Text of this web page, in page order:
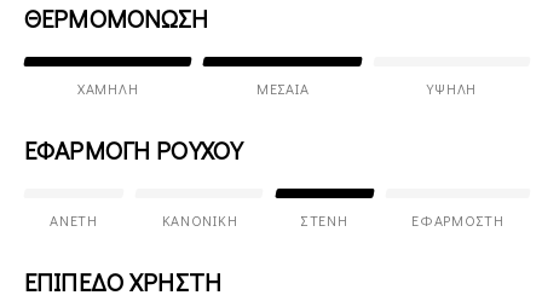
ΘΕΡΜΟΜΟΝΩΣΗ
ΧΑΜΗΛΉ ΜΕΣΑΊΑ ΥΨΗΛΉ
ΕΦΑΡΜΟΓΗ ΡΟΥΧΟΥ
ΆΝΕΤΗ ΚΑΝΟΝΙΚΉ ΣΤΕΝΉ ΕΦΑΡΜΟΣΤΉ
ΕΠΙΠΕΔΟ ΧΡΗΣΤΗ